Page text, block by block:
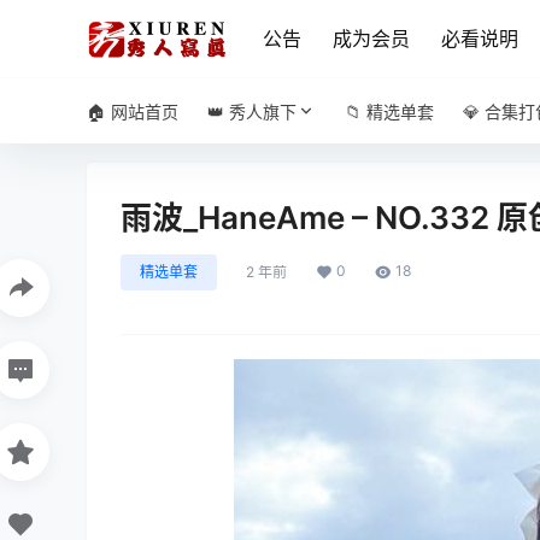
公告 成为会员 必看说明
🏠 网站首页 👑 秀人旗下 📁 精选单套 💎 合集打
雨波_HaneAme – NO.332
精选单套 2 年前 0 18